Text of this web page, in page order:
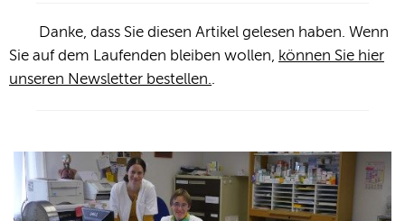
Danke, dass Sie diesen Artikel gelesen haben. Wenn
Sie auf dem Laufenden bleiben wollen, können Sie hier
unseren Newsletter bestellen..
Photogallery